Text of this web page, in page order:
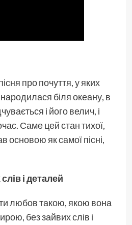
про почуття, у яких
біля океану, в
і його велич, і
Саме цей стан тихої,
основою як самої пісні,
і деталей
любов такою, якою вона
без зайвих слів і